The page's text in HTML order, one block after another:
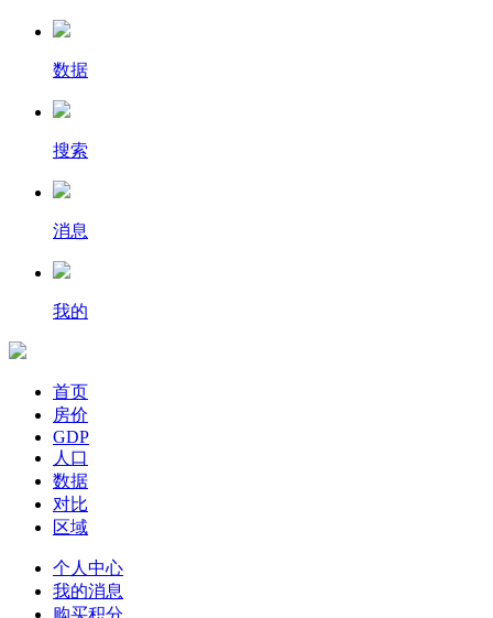
数据
搜索
消息
我的
首页
房价
GDP
人口
数据
对比
区域
个人中心
我的消息
购买积分